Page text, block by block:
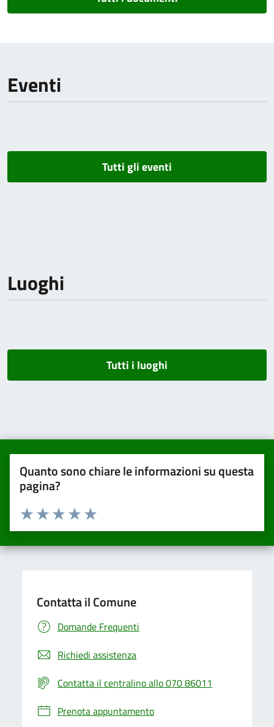
Eventi
Tutti gli eventi
Luoghi
Tutti i luoghi
Quanto sono chiare le informazioni su questa
pagina?
Valuta da 1 a 5 stelle la pagina
Valuta 5 stelle su 5
Valuta 4 stelle su 5
Valuta 3 stelle su 5
Valuta 2 stelle su 5
Valuta una stella su 5
Contatta il Comune
Domande Frequenti
Richiedi assistenza
Contatta il centralino allo 070 86011
Prenota appuntamento